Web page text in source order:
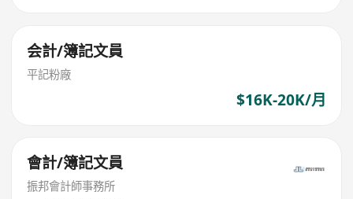
会計/簿記文員
平記粉廠
$16K-20K/月
會計/簿記文員
振邦會計師事務所